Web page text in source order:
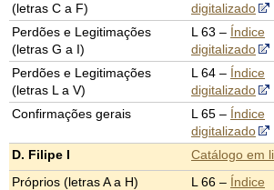
(letras C a F)
digitalizado
Perdões e Legitimações
(letras G a I)
L 63 – Índice
digitalizado
Perdões e Legitimações
(letras L a V)
L 64 – Índice
digitalizado
Confirmações gerais
L 65 – Índice
digitalizado
D. Filipe I
Catálogo em
Próprios (letras A a H)
L 66 – Índice